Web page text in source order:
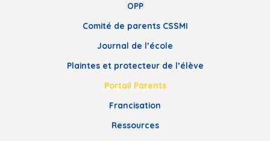
OPP
Comité de parents CSSMI
Journal de l’école
Plaintes et protecteur de l’élève
Portail Parents
Francisation
Ressources